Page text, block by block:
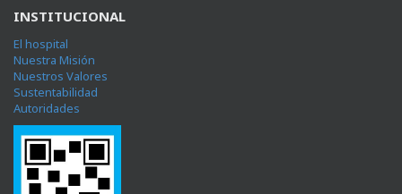
INSTITUCIONAL
El hospital
Nuestra Misión
Nuestros Valores
Sustentabilidad
Autoridades